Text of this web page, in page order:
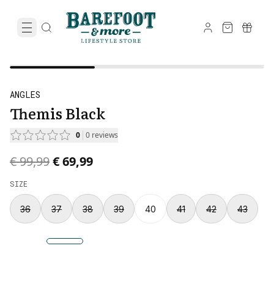
ANGLES
Themis Black
0 0 reviews
Original price was € 99,99.
€ 99,99Current price is € 69,99.
€ 69,99
SIZE
36 37 38 39 40 41 42 43